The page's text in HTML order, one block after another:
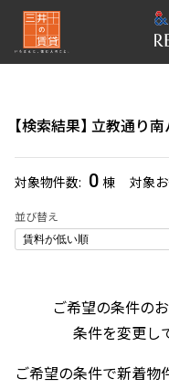
検索結果 立教通り
対象物件数 0 棟 対象
並び替え
再検索ナビゲーション
賃料
管理費/共益費含む
礼金なし
敷金なし
1R〜1K
ご希望の条件の
条件を変更し
ご希望の条件で新着物